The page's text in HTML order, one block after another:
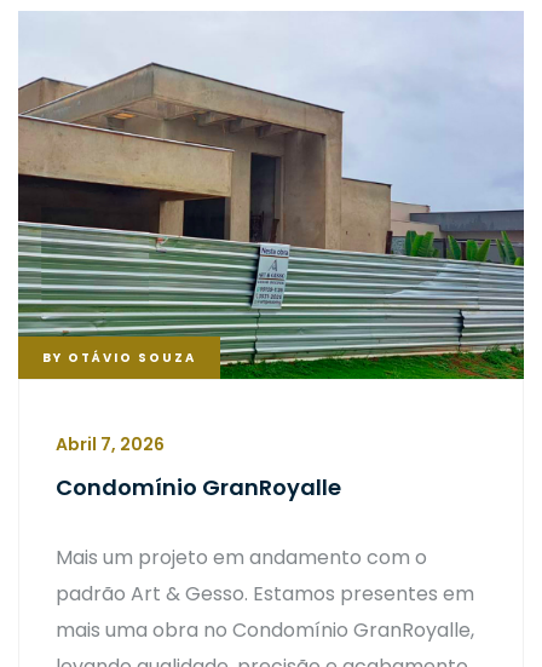
BY OTÁVIO SOUZA
Abril 7, 2026
Condomínio GranRoyalle
Mais um projeto em andamento com o
padrão Art & Gesso. Estamos presentes em
mais uma obra no Condomínio GranRoyalle,